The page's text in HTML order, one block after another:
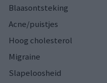
Blaasontsteking
Acne/puistjes
Hoog cholesterol
Migraine
Slapeloosheid